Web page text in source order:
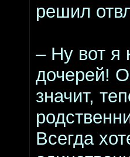
решил
– Ну вот я
дочерей!
значит,
Всегда